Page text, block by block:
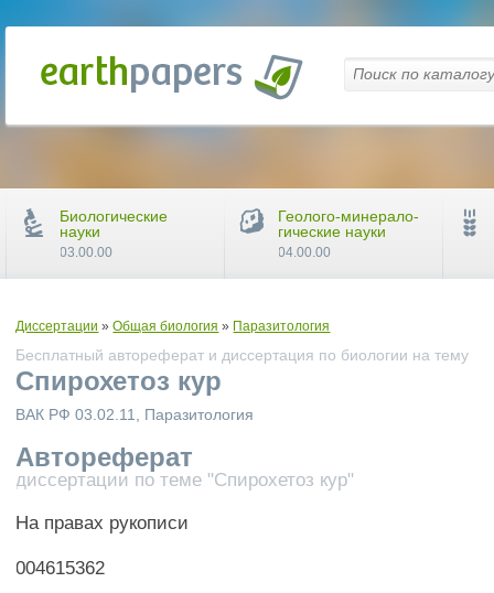
Диссертации »Общая биология » Паразитология
Бесплатный автореферат и диссертация по биологии на тему
Спирохетоз кур
ВАК РФ 03.02.11, Паразитология
Автореферат
диссертации по теме "Спирохетоз кур"
На правах рукописи
004615362
Биологические
науки
03.00.00
Геолого-минерало-
гические науки
04.00.00